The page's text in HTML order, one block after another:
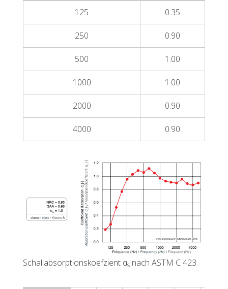
125 0.35
250 0.90
500 1.00
1000 1.00
2000 0.90
4000 0.90
Schallabsorptionskoefzient αs nach ASTM C 423